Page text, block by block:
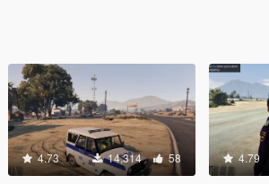
4.73 14,314 58 4.79